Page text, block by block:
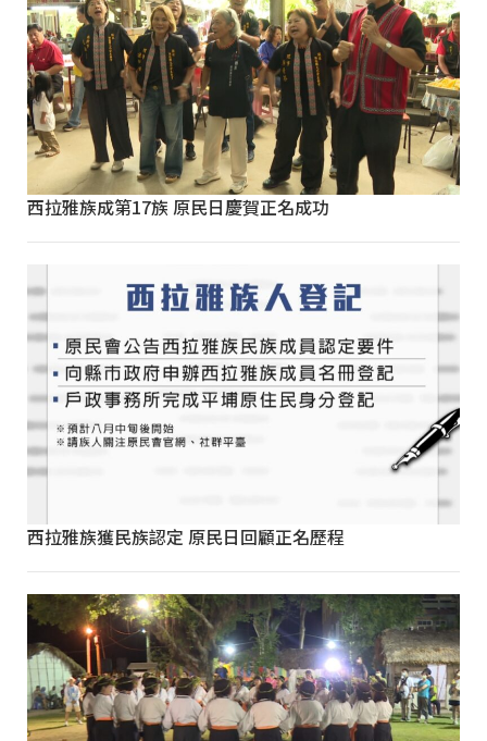
西拉雅族成第17族 原民日慶賀正名成功
西拉雅族獲民族認定 原民日回顧正名歷程